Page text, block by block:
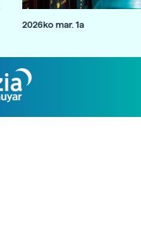
2026ko mar. 1a